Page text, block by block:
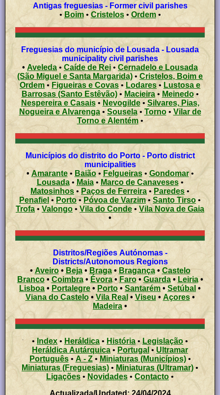
Antigas freguesias - Former civil parishes
• Boim• Cristelos• Ordem•
Freguesias do município de Lousada - Lousada
municipality civil parishes
• Aveleda •Caíde de Rei • Cernadelo e Lousada
(São Miguel e Santa Margarida)• Cristelos, Boim e
Ordem • Figueiras e Covas • Lodares • Lustosa e
Barrosas (Santo Estêvão)• Macieira• Meinedo•
Nespereira e Casais• Nevogilde• Silvares, Pias,
Nogueira e Alvarenga• Sousela• Torno• Vilar de
Torno e Alentém•
Municípios do distrito do Porto - Porto district
municipalities
• Amarante• Baião• Felgueiras• Gondomar•
Lousada• Maia• Marco de Canaveses•
Matosinhos • Paços de Ferreira• Paredes •
Penafiel • Porto• Póvoa de Varzim• Santo Tirso •
Trofa•Valongo • Vila do Conde • Vila Nova de Gaia
•
Distritos/Regiões Autónomas -
Districts/Autonomous Regions
•Aveiro• Beja• Braga• Bragança• Castelo
Branco•Coimbra• Évora•Faro• Guarda• Leiria•
Lisboa • Portalegre • Porto • Santarém• Setúbal •
Viana do Castelo•Vila Real • Viseu • Açores •
Madeira •
•Index • Heráldica • História •Legislação •
Heráldica Autárquica •Portugal • Ultramar
Português• A - Z• Miniaturas (Municípios)•
Miniaturas (Freguesias)• Miniaturas (Ultramar) •
Ligações• Novidades • Contacto •
Actualizada/Updated: 24/04/2024